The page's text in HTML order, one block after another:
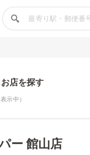
店を探す
示中）
ー 館山店